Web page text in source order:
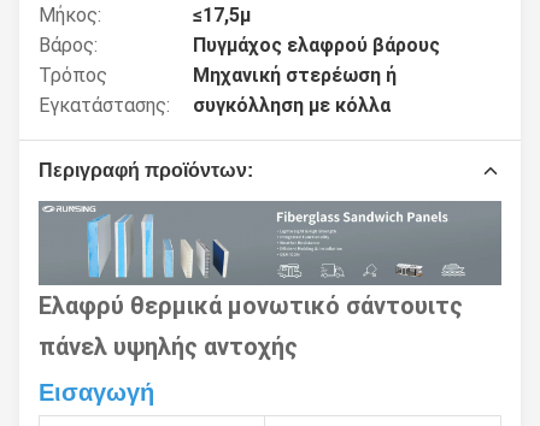
Μήκος:
≤17,5μ
Βάρος:
Πυγμάχος ελαφρού βάρους
Τρόπος
Εγκατάστασης:
Μηχανική στερέωση ή
συγκόλληση με κόλλα
Περιγραφή προϊόντων:
Ελαφρύ θερμικά μονωτικό σάντουιτς
πάνελ υψηλής αντοχής
Εισαγωγή